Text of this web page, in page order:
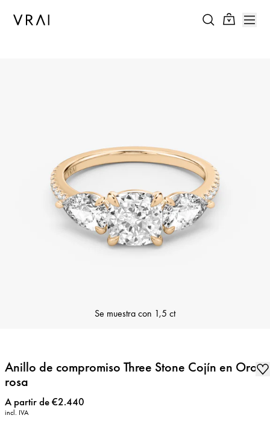
Se muestra con 1,5 ct
Anillo de compromiso Three Stone Cojín en Oro
rosa
Precio:
A partir de €2.440
incl. IVA